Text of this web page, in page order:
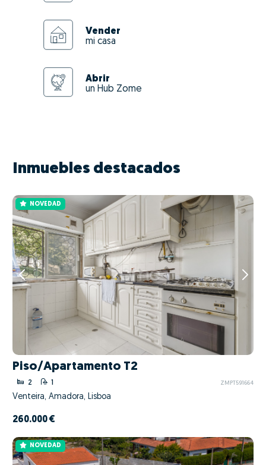
Vender
mi casa
Abrir
un Hub Zome
Inmuebles destacados
NOVEDAD
Piso/Apartamento T2
2 1 ZMPT591664
Venteira, Amadora, Lisboa
260.000 €
NOVEDAD